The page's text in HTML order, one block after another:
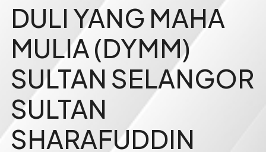
DULI YANG MAHA
MULIA (DYMM)
SULTAN SELANGOR
SULTAN
SHARAFUDDIN